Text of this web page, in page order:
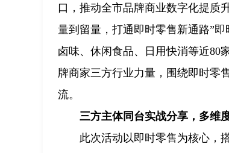
口，推动全市品牌商业数字化提质
量到留量，打通即时零售新通路”
卤味、休闲食品、日用快消等近80
牌商家三方行业力量，围绕即时零
流。
三方主体同台实战分享，多维
此次活动以即时零售为核心，